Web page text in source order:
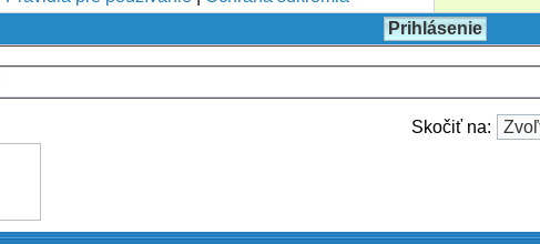
Skočiť na: